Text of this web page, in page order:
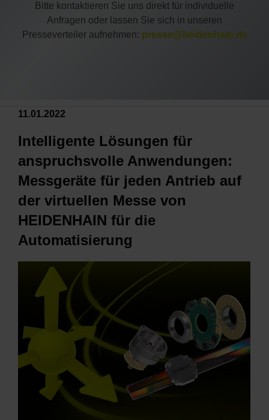
Bitte kontaktieren Sie uns direkt für individuelle
Anfragen oder lassen Sie sich in unseren
Presseverteiler aufnehmen: presse@heidenhain.de
11.01.2022
Intelligente Lösungen für
anspruchsvolle Anwendungen:
Messgeräte für jeden Antrieb auf
der virtuellen Messe von
HEIDENHAIN für die
Automatisierung